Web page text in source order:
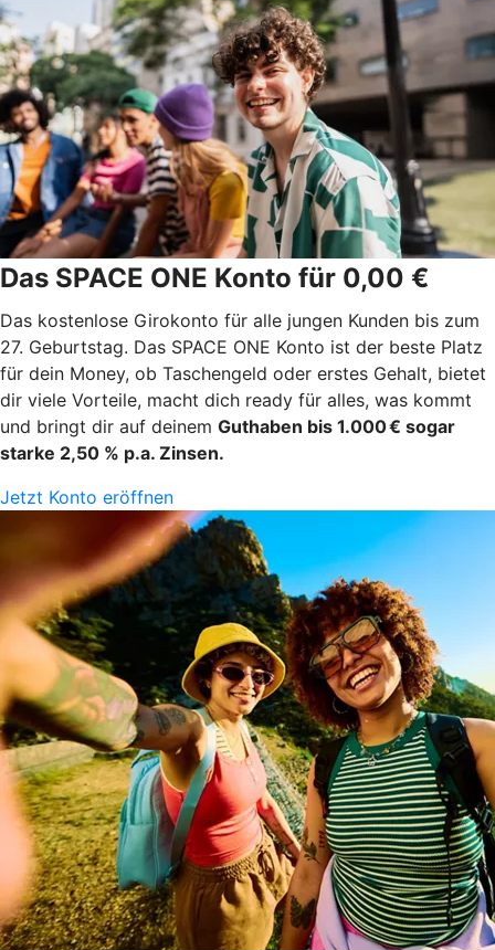
Das SPACE ONE Konto für 0,00 €
Das kostenlose Girokonto für alle jungen Kunden bis zum
27. Geburtstag. Das SPACE ONE Konto ist der beste Platz
für dein Money, ob Taschengeld oder erstes Gehalt, bietet
dir viele Vorteile, macht dich ready für alles, was kommt
und bringt dir auf deinem Guthaben bis 1.000 € sogar
starke 2,50 % p.a. Zinsen.
Jetzt Konto eröffnen